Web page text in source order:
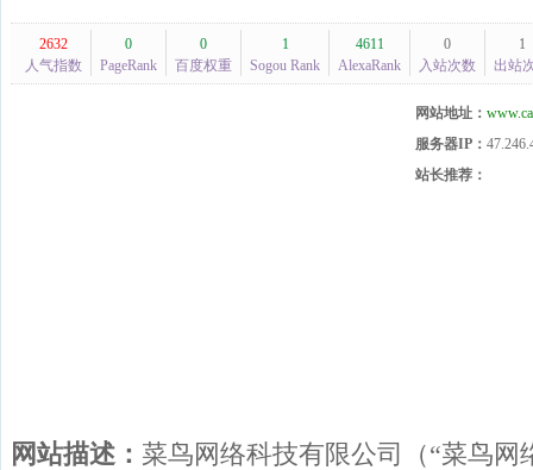
2632
人气指数
0
PageRank
0
百度权重
1
Sogou Rank
4611
AlexaRank
0
入站次数
1
出站
网站地址：
服务器IP：
站长推荐：
网站描述： 菜鸟网络科技有限公司（“菜鸟网